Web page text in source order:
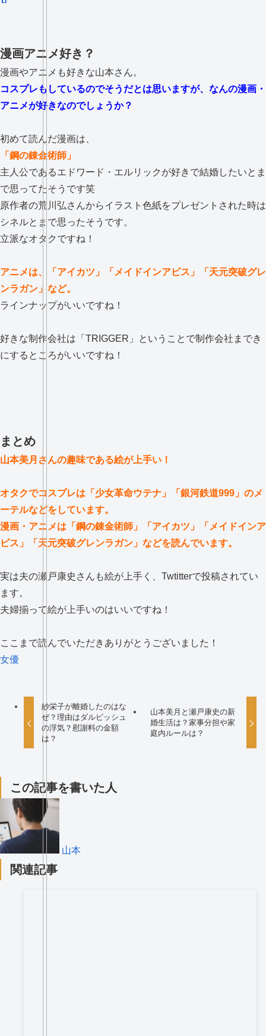
漫画アニメ好き？
漫画やアニメも好きな山本さん。
コスプレもしているのでそうだとは思いますが、なんの漫画・
アニメが好きなのでしょうか？
初めて読んだ漫画は、
「鋼の錬金術師」
主人公であるエドワード・エルリックが好きで結婚したいとま
で思ってたそうです笑
原作者の荒川弘さんからイラスト色紙をプレゼントされた時は
シネルとまで思ったそうです。
立派なオタクですね！
アニメは、「アイカツ」「メイドインアビス」「天元突破グレ
ンラガン」など。
ラインナップがいいですね！
好きな制作会社は「TRIGGER」ということで制作会社までき
にするところがいいですね！
まとめ
山本美月さんの趣味である絵が上手い！
オタクでコスプレは「少女革命ウテナ」「銀河鉄道999」のメ
ーテルなどをしています。
漫画・アニメは「鋼の錬金術師」「アイカツ」「メイドインア
ビス」「天元突破グレンラガン」などを読んでいます。
実は夫の瀬戸康史さんも絵が上手く、Twtitterで投稿されてい
ます。
夫婦揃って絵が上手いのはいいですね！
ここまで読んでいただきありがとうございました！
女優
紗栄子が離婚したのはな
ぜ？理由はダルビッシュ
の浮気？慰謝料の金額
は？
山本美月と瀬戸康史の新
婚生活は？家事分担や家
庭内ルールは？
この記事を書いた人
山本
関連記事